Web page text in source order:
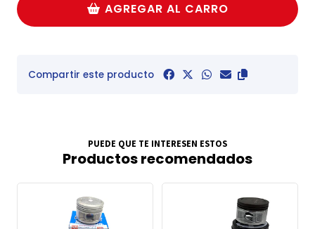
AGREGAR AL CARRO
Compartir este producto
PUEDE QUE TE INTERESEN ESTOS
Productos recomendados